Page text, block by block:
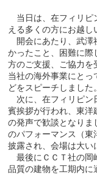
当日は、在フィリピ
える多くの方にお越し
開会にあたり、武澤
かったこと、困難に際
方のご支援、ご協力を
当社の海外事業にと
どをスピーチしました。
次に、在フィリピ
賓挨拶が行われ、東
の発声で歓談となりま
のパフォーマンス（東
披露され、会場は大い
最後にＣＣＴ社の岡
品質の建物を工期内に